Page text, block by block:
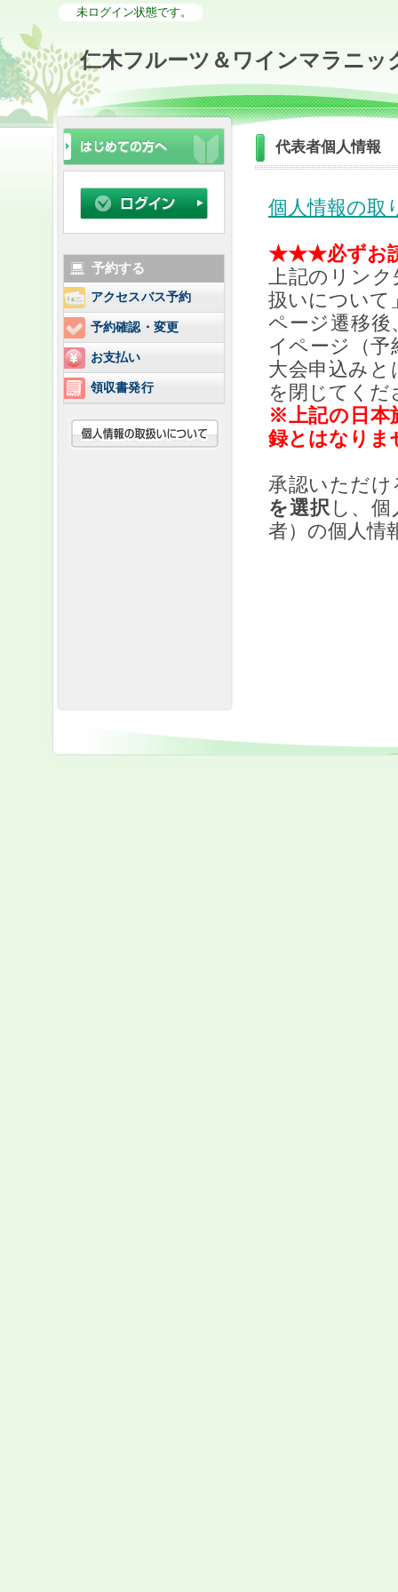
未ログイン状態です。
仁木フルーツ＆ワインマラニッ
予約する
アクセスバス予約
予約確認・変更
お支払い
領収書発行
代表者個人情報
個人情報の取
★★★必ずお
上記のリンク
扱いについて
ページ遷移後
イページ（
大会申込み
を閉じてくだ
※上記の日本
録とはなりま
承認いただけ
を選択し、個
者）の個人情